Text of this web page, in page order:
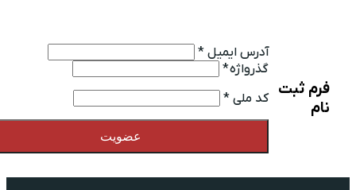
فرم ثبت
آدرس ایمیل*
گذرواژه*
کد ملی *
عضویت